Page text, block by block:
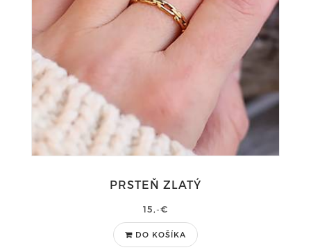
PRSTEŇ ZLATÝ
15,-€
DO KOŠÍKA